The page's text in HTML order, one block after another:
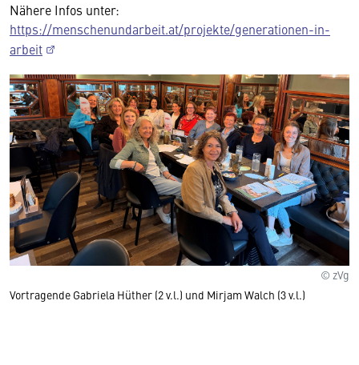
Nähere Infos unter:
https://menschenundarbeit.at/projekte/generationen-in-
arbeit
© zVg
Vortragende Gabriela Hüther (2 v.l.) und Mirjam Walch (3 v.l.)